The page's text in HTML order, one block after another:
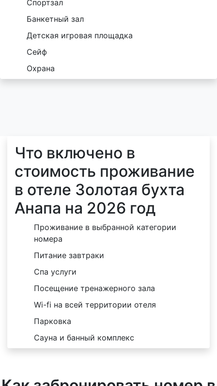
Спортзал
Банкетный зал
Детская игровая площадка
Сейф
Охрана
Что включено в
стоимость проживание
в отеле Золотая бухта
Анапа на 2026 год
Проживание в выбранной категории
номера
Питание завтраки
Спа услуги
Посещение тренажерного зала
Wi-fi на всей территории отеля
Парковка
Сауна и банный комплекс